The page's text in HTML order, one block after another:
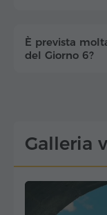
È prevista
del Giorno 6?
Galleria